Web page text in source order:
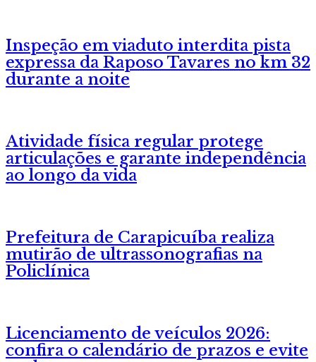
Inspeção em viaduto interdita pista
expressa da Raposo Tavares no km 32
durante a noite
Atividade física regular protege
articulações e garante independência
ao longo da vida
Prefeitura de Carapicuíba realiza
mutirão de ultrassonografias na
Policlínica
Licenciamento de veículos 2026:
confira o calendário de prazos e evite